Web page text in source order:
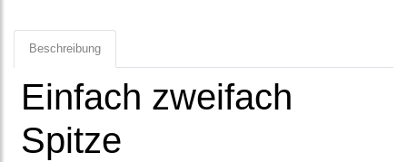
Beschreibung
Einfach zweifach
Spitze